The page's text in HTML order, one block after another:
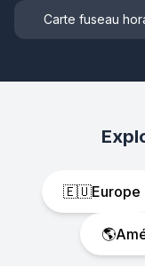
Carte fuseau
🇪🇺Europe
🌎